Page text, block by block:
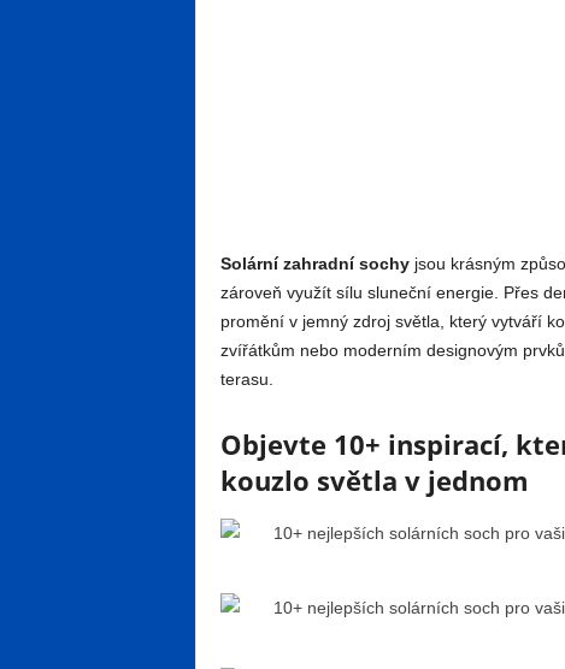
Solární zahradní sochyjsou krásným
zároveň využít sílu sluneční energie. Přes
promění v jemný zdroj světla, který vytváří
zvířátkům nebo moderním designovým
terasu.
Objevte 10+ inspirací,
kouzlo světla v jednom